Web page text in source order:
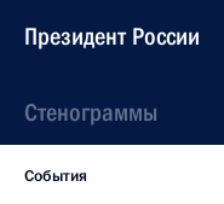
Президент России
Стенограммы
События